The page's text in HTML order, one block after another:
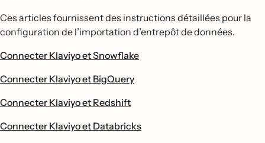
Ces articles fournissent des instructions détaillées pour la
configuration de l’importation d’entrepôt de données.
Connecter Klaviyo et Snowflake
Connecter Klaviyo et BigQuery
Connecter Klaviyo et Redshift
Connecter Klaviyo et Databricks